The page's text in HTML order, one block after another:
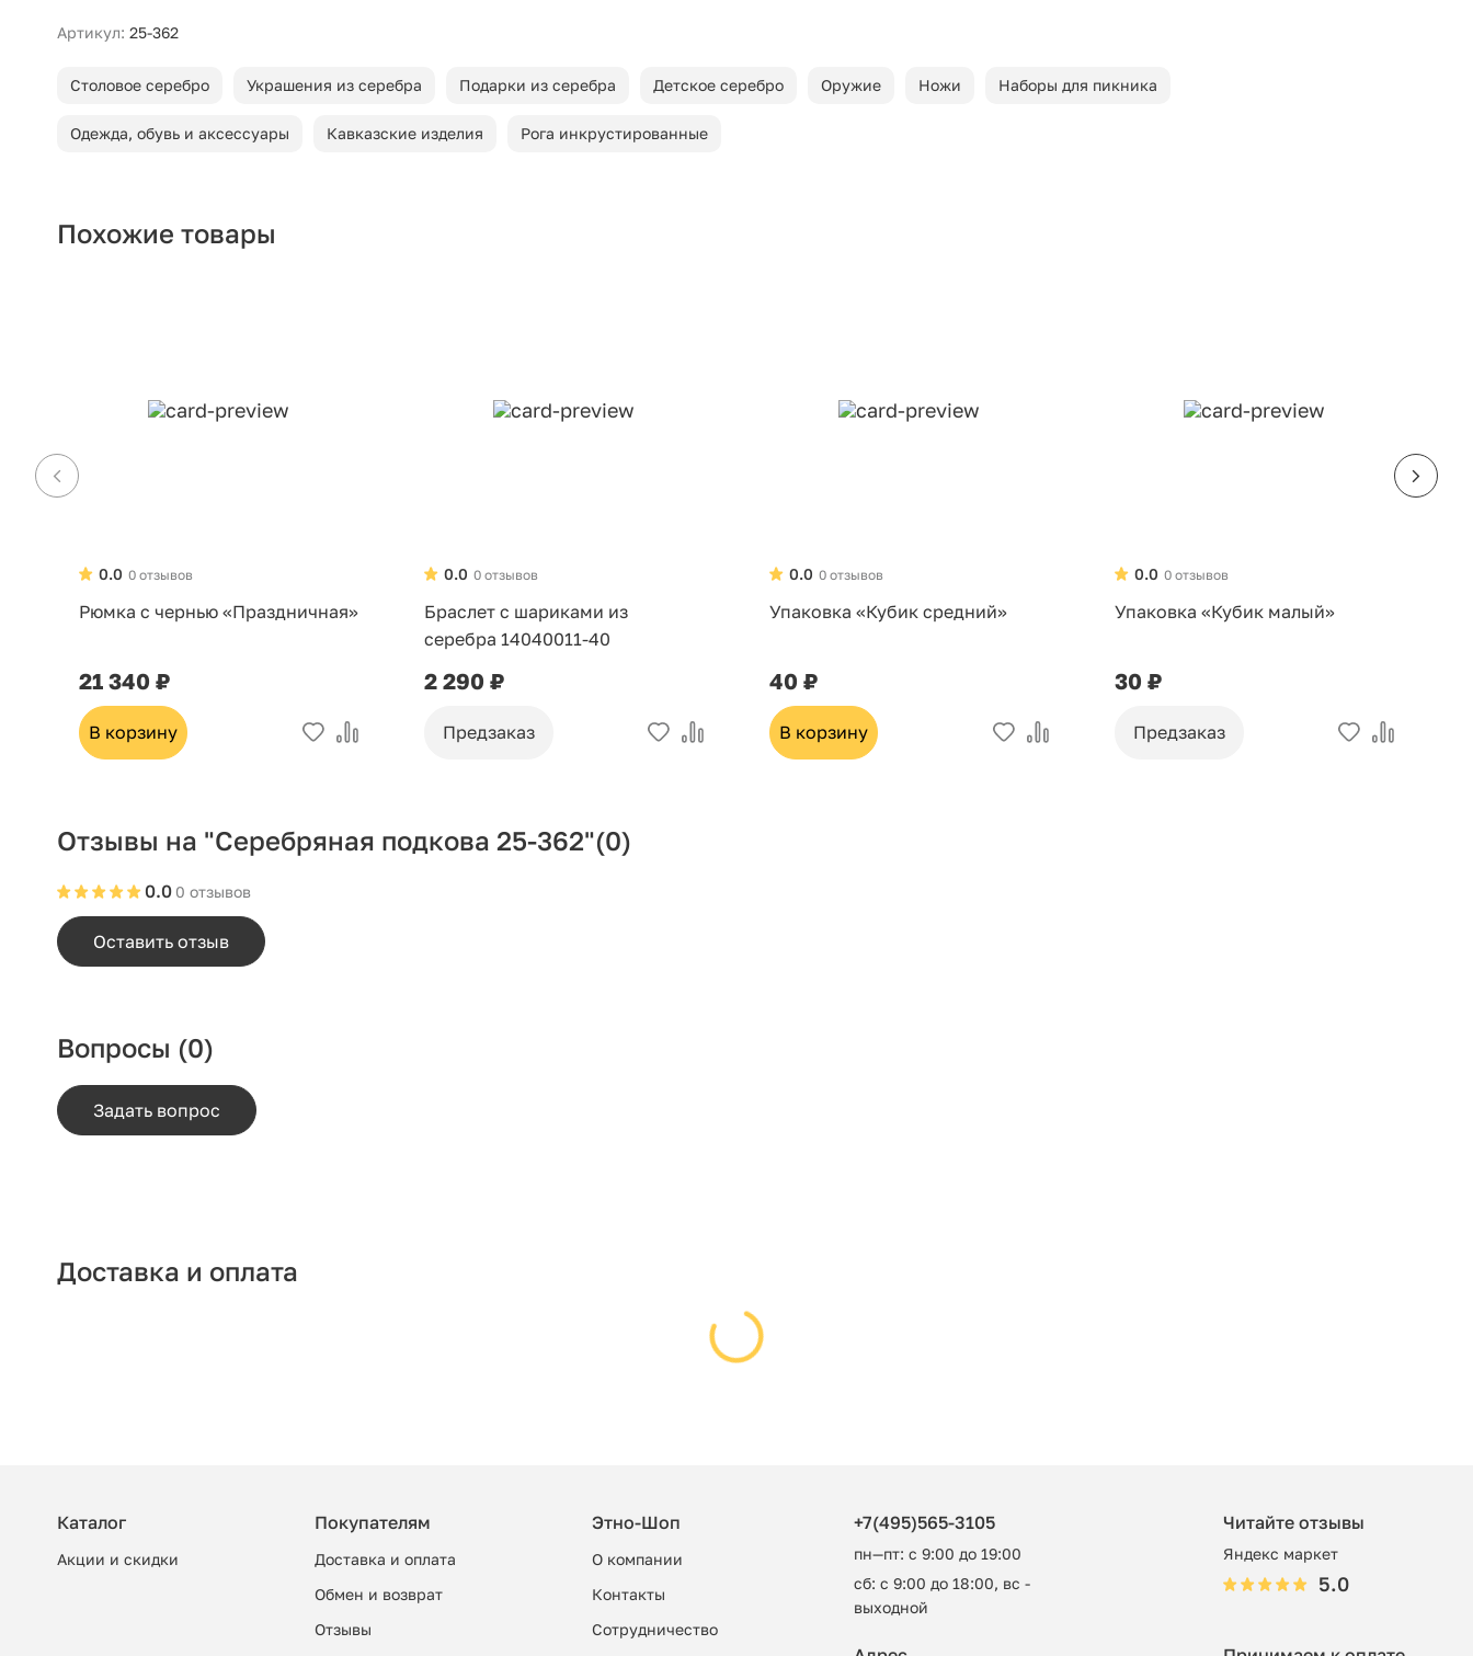
Артикул: 25-362
Столовое серебро Украшения из серебра Подарки из серебра Детское серебро Оружие Ножи Наборы для пикника
Одежда, обувь и аксессуары Кавказские изделия Рога инкрустированные
Похожие товары
0 отзывов
0.0
Рюмка с чернью «Праздничная»
21 340 ₽
В корзину
0 отзывов
0.0
Браслет с шариками из
серебра 14040011-40
2 290 ₽
Предзаказ
0 отзывов
0.0
Упаковка «Кубик средний»
40 ₽
В корзину
0 отзывов
0.0
Упаковка «Кубик малый»
30 ₽
Предзаказ
Отзывы на "Серебряная подкова 25-362"(0)
0 отзывов
0.0
Оставить отзыв
Вопросы (0)
Задать вопрос
Доставка и оплата
Каталог
Акции и скидки
Покупателям
Доставка и оплата
Обмен и возврат
Отзывы
Этно-Шоп
О компании
Контакты
Сотрудничество
+7(495)565-3105
пн—пт: с 9:00 до 19:00
сб: с 9:00 до 18:00, вс -
выходной
Читайте отзывы
Яндекс маркет
5.0